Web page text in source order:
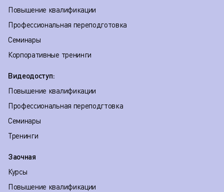
Повышение квалификации
Профессиональная переподготовка
Семинары
Корпоративные тренинги
Видеодоступ:
Повышение квалификации
Профессиональная переподгтовка
Семинары
Тренинги
Заочная
Курсы
Повышение квалификации